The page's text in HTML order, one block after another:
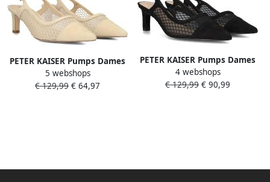
PETER KAISER Pumps Dames
79607 Maat: 38 5 Materiaal:
Textiel Kleur: Beige
5 webshops
€ 129,99 € 64,97
PETER KAISER Pumps Dames
79607 Maat: 39 Materiaal:
Textiel Kleur: Zwart
4 webshops
€ 129,99 € 90,99